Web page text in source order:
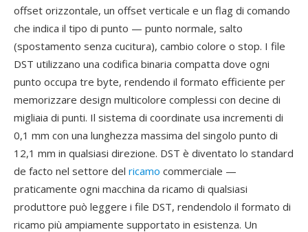
offset orizzontale, un offset verticale e un flag di comando
che indica il tipo di punto — punto normale, salto
(spostamento senza cucitura), cambio colore o stop. I file
DST utilizzano una codifica binaria compatta dove ogni
punto occupa tre byte, rendendo il formato efficiente per
memorizzare design multicolore complessi con decine di
migliaia di punti. Il sistema di coordinate usa incrementi di
0,1 mm con una lunghezza massima del singolo punto di
12,1 mm in qualsiasi direzione. DST è diventato lo standard
de facto nel settore del ricamo commerciale —
praticamente ogni macchina da ricamo di qualsiasi
produttore può leggere i file DST, rendendolo il formato di
ricamo più ampiamente supportato in esistenza. Un